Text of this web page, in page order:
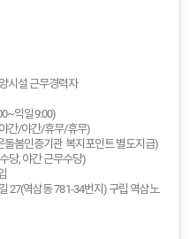
시설 근무경력자
익일9:00)
간/야간/휴무/휴무)
돌봄인증기관 복지포인트 별도지급)
당, 야간 근무수당)
27(역삼동 781-34번지) 구립 역삼노